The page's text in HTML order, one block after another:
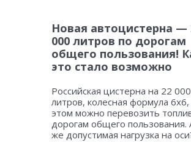
Новая автоцистерна —
000 литров по дорогам
общего пользования!
это стало возможно
Российская цистерна на 22 000
литров, колесная формула
этом можно перевозить
дорогам общего пользования.
же допустимая нагрузка на